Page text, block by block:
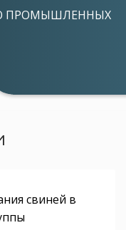
ПРОМЫШЛЕННЫХ
свиней в